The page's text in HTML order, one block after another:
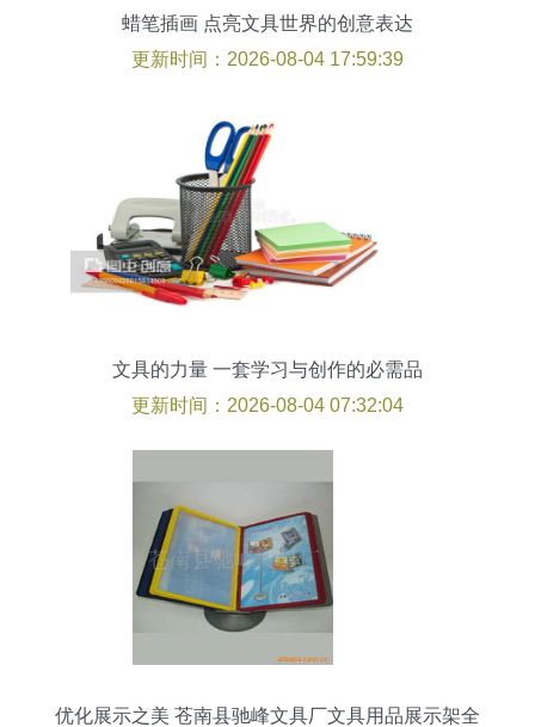
蜡笔插画 点亮文具世界的创意表达
更新时间：2026-08-04 17:59:39
文具的力量 一套学习与创作的必需品
更新时间：2026-08-04 07:32:04
优化展示之美 苍南县驰峰文具厂文具用品展示架全